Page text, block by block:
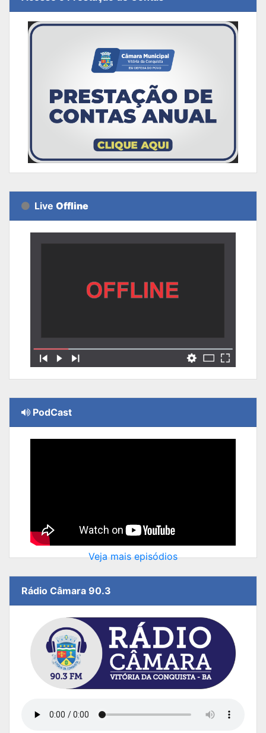
Live Offline
PodCast
Veja mais episódios
Rádio Câmara 90.3